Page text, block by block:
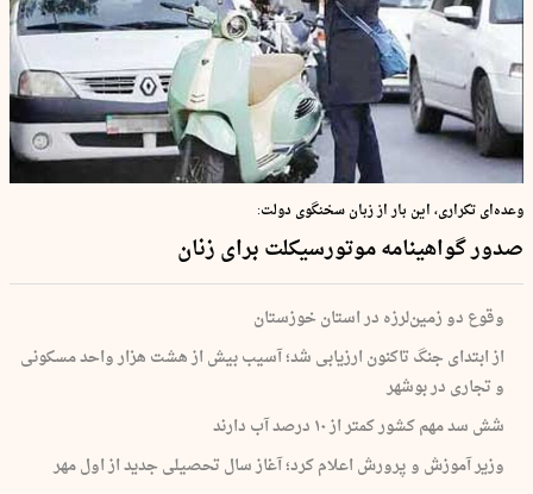
وعده‌ای تکراری، این بار از زبان سخنگوی دولت:
صدور گواهینامه موتورسیکلت برای زنان
وقوع دو زمین‌لرزه در استان خوزستان
از ابتدای جنگ تاکنون ارزیابی شد؛ آسیب بیش از هشت هزار واحد مسکونی
و تجاری در بوشهر
شش سد مهم کشور کمتر از ۱۰ درصد آب دارند
وزیر آموزش و پرورش اعلام کرد؛ آغاز سال تحصیلی جدید از اول مهر